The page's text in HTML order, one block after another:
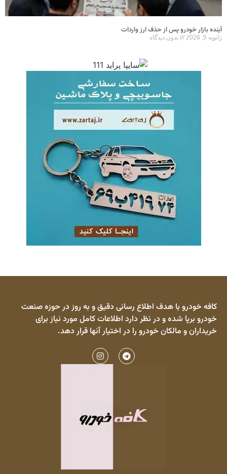
آینده بازار خودرو پس از حذف ارز واردات
ژانویه 5, 2026 بدون دیدگاه
کافه خودرو با هدف اطلاع رسانی دقیق و به روز در حوزه صنعت
خودرو برپا شده و در نظر دارد اطلاعات کامل مورد نیاز برای
خریداران و مالکان خودرو را در اختیار آنها قرار دهد.